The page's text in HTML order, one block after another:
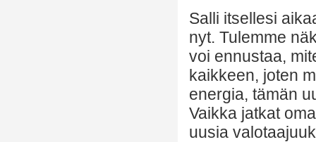
Salli itsellesi
nyt. Tulemme
voi ennustaa,
kaikkeen, joten
energia, tämän
Vaikka jatkat
uusia